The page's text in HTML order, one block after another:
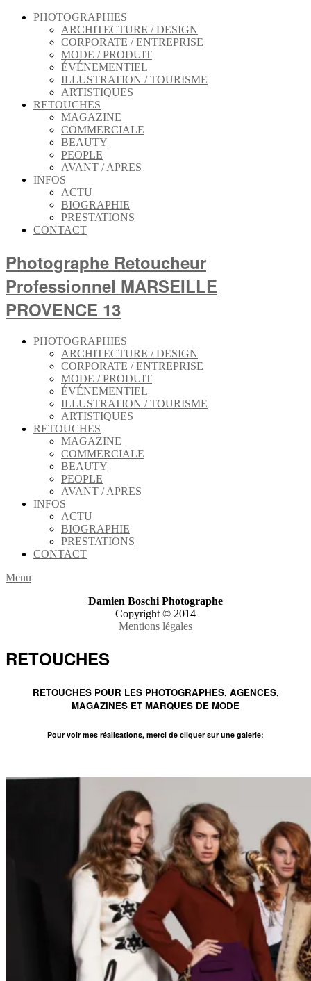
PHOTOGRAPHIES
ARCHITECTURE / DESIGN
CORPORATE / ENTREPRISE
MODE / PRODUIT
ÉVÉNEMENTIEL
ILLUSTRATION / TOURISME
ARTISTIQUES
RETOUCHES
MAGAZINE
COMMERCIALE
BEAUTY
PEOPLE
AVANT / APRES
INFOS
ACTU
BIOGRAPHIE
PRESTATIONS
CONTACT
Photographe Retoucheur
Professionnel MARSEILLE
PROVENCE 13
PHOTOGRAPHIES
ARCHITECTURE / DESIGN
CORPORATE / ENTREPRISE
MODE / PRODUIT
ÉVÉNEMENTIEL
ILLUSTRATION / TOURISME
ARTISTIQUES
RETOUCHES
MAGAZINE
COMMERCIALE
BEAUTY
PEOPLE
AVANT / APRES
INFOS
ACTU
BIOGRAPHIE
PRESTATIONS
CONTACT
Menu
Damien Boschi Photographe
Copyright © 2014
Mentions légales
RETOUCHES
RETOUCHES POUR LES PHOTOGRAPHES, AGENCES,
MAGAZINES ET MARQUES DE MODE
Pour voir mes réalisations, merci de cliquer sur une galerie: